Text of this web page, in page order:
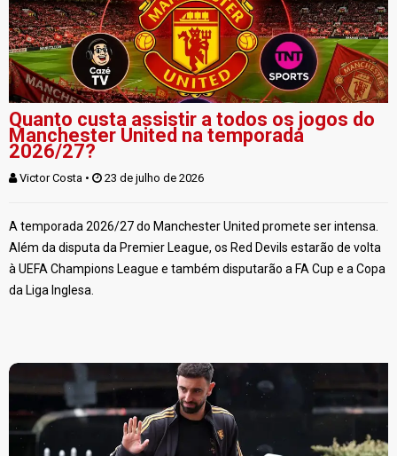
Quanto custa assistir a todos os jogos do
Manchester United na temporada
2026/27?
Victor Costa • 23 de julho de 2026
A temporada 2026/27 do Manchester United promete ser intensa.
Além da disputa da Premier League, os Red Devils estarão de volta
à UEFA Champions League e também disputarão a FA Cup e a Copa
da Liga Inglesa.